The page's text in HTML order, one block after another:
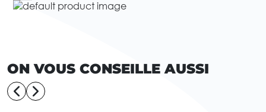
ON VOUS CONSEILLE AUSSI